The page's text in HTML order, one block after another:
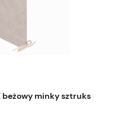
beżowy minky sztruks